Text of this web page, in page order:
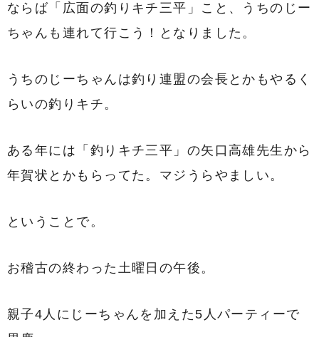
ならば「広面の釣りキチ三平」こと、うちのじー
ちゃんも連れて行こう！となりました。
うちのじーちゃんは釣り連盟の会長とかもやるく
らいの釣りキチ。
ある年には「釣りキチ三平」の矢口高雄先生から
年賀状とかもらってた。マジうらやましい。
ということで。
お稽古の終わった土曜日の午後。
親子4人にじーちゃんを加えた5人パーティーで